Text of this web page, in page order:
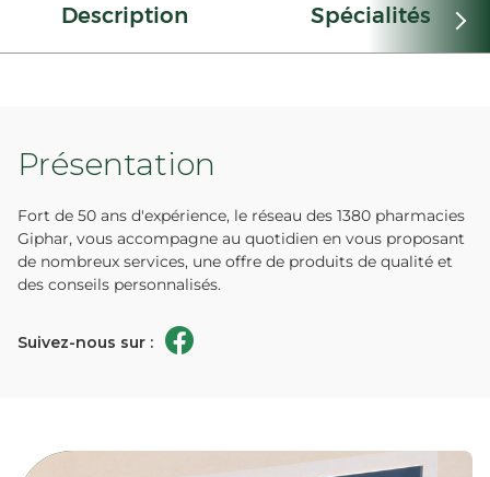
Description Spécialités
Présentation
Fort de 50 ans d'expérience, le réseau des 1380 pharmacies
Giphar, vous accompagne au quotidien en vous proposant
de nombreux services, une offre de produits de qualité et
des conseils personnalisés.
Suivez-nous sur :